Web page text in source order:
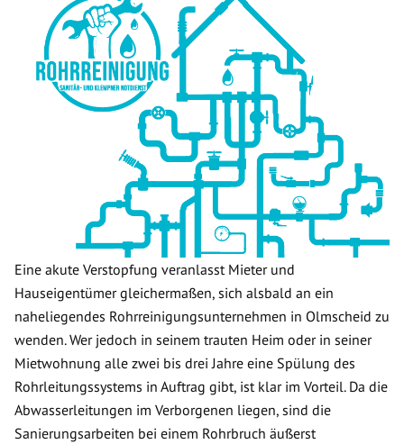
Eine akute Verstopfung veranlasst Mieter und
Hauseigentümer gleichermaßen, sich alsbald an ein
naheliegendes Rohrreinigungsunternehmen in Olmscheid zu
wenden. Wer jedoch in seinem trauten Heim oder in seiner
Mietwohnung alle zwei bis drei Jahre eine Spülung des
Rohrleitungssystems in Auftrag gibt, ist klar im Vorteil. Da die
Abwasserleitungen im Verborgenen liegen, sind die
Sanierungsarbeiten bei einem Rohrbruch äußerst